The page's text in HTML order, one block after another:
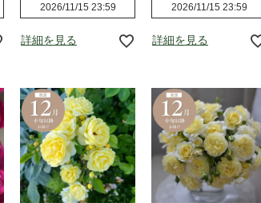
2026/11/15 23:59
詳細を見る
2026/11/15 23:59
詳細を見る